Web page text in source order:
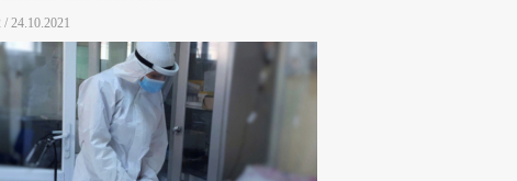
/ 24.10.2021